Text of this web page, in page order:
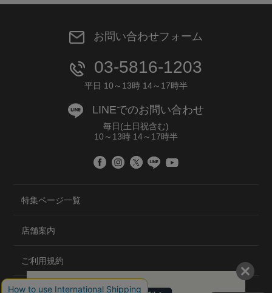
お問い合わせフォーム
03-5816-1203
平日 10～13時 14～17時半
LINEでのお問い合わせ
毎日(土日祝含む)
10～13時 14～17時半
特集ページ一覧
店舗案内
ご利用規約